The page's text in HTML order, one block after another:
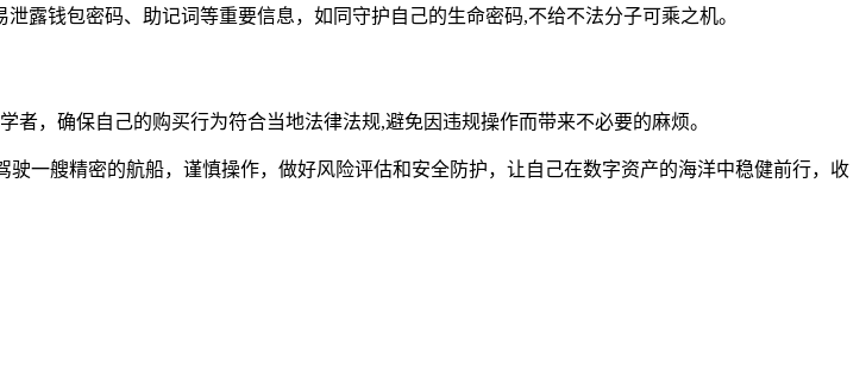
露钱包密码、助记词等重要信息，如同守护自己的生命密码,不给不法分子可乘之机。
，确保自己的购买行为符合当地法律法规,避免因违规操作而带来不必要的麻烦。
驶一艘精密的航船，谨慎操作，做好风险评估和安全防护，让自己在数字资产的海洋中稳健前行，收